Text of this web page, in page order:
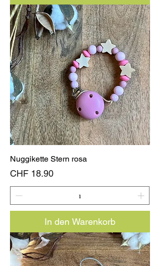
Nuggikette Stern rosa
Preis
CHF 18.90
In den Warenkorb